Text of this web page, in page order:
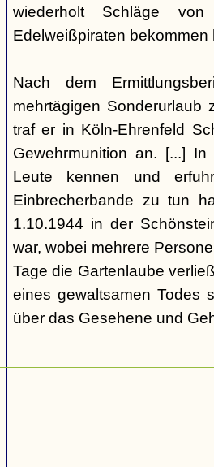
wiederholt Schläge
Edelweißpiraten bekommen
Nach dem
mehrtägigen Sonderurlaub
traf er in Köln-Ehrenfeld
Gewehrmunition an. [...]
Leute kennen und
Einbrecherbande zu tun
1.10.1944 in der
war, wobei mehrere
Tage die Gartenlaube
eines gewaltsamen Todes
über das Gesehene und